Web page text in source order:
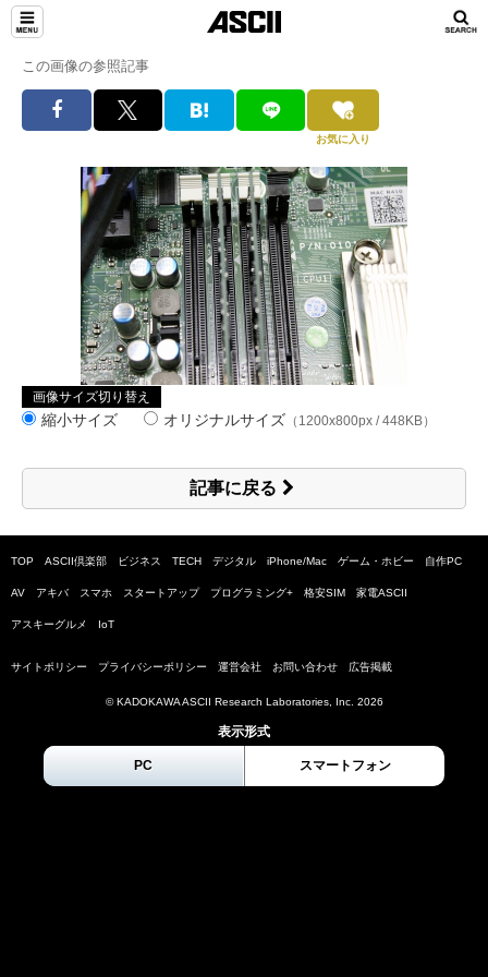
この画像の参照記事
お気に入り
画像サイズ切り替え
縮小サイズ オリジナルサイズ （1200x800px / 448KB）
記事に戻る
TOP ASCII倶楽部 ビジネス TECH デジタル iPhone/Mac ゲーム・ホビー 自作PC
AV アキバ スマホ スタートアップ プログラミング+ 格安SIM 家電ASCII
アスキーグルメ IoT
サイトポリシー プライバシーポリシー 運営会社 お問い合わせ 広告掲載
© KADOKAWA ASCII Research Laboratories, Inc. 2026
表示形式
PC スマートフォン